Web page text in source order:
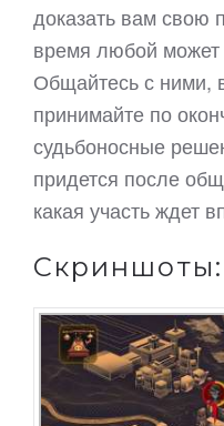
доказать вам свою
время любой может
Общайтесь с ними,
принимайте по
судьбоносные
придется после
какая участь ждет
Скриншоты: